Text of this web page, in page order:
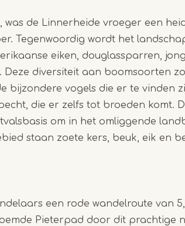
was de Linnerheide vroeger een
Tegenwoordig wordt het
eiken, douglassparren,
Deze diversiteit aan boomsoorten
bijzondere vogels die er te vinden
die er zelfs tot broeden komt.
om in het omliggende
staan zoete kers, beuk, eik en
een rode wandelroute van
Pieterpad door dit prachtige